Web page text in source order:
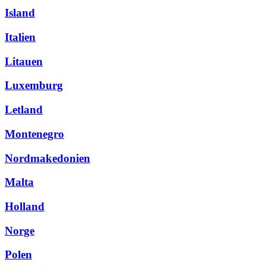
Island
Italien
Litauen
Luxemburg
Letland
Montenegro
Nordmakedonien
Malta
Holland
Norge
Polen